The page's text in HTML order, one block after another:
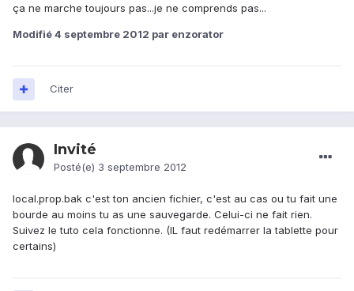
ça ne marche toujours pas...je ne comprends pas...
Modifié4 septembre 2012 par enzorator
Citer
Invité
Posté(e) 3 septembre 2012
local.prop.bak c'est ton ancien fichier, c'est au cas ou tu fait une
bourde au moins tu as une sauvegarde. Celui-ci ne fait rien.
Suivez le tuto cela fonctionne. (IL faut redémarrer la tablette pour
certains)